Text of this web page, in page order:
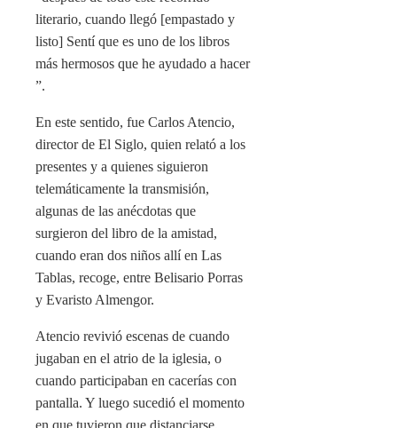
literario, cuando llegó [empastado y
listo] Sentí que es uno de los libros
más hermosos que he ayudado a hacer
”.
En este sentido, fue Carlos Atencio,
director de El Siglo, quien relató a los
presentes y a quienes siguieron
telemáticamente la transmisión,
algunas de las anécdotas que
surgieron del libro de la amistad,
cuando eran dos niños allí en Las
Tablas, recoge, entre Belisario Porras
y Evaristo Almengor.
Atencio revivió escenas de cuando
jugaban en el atrio de la iglesia, o
cuando participaban en cacerías con
pantalla. Y luego sucedió el momento
en que tuvieron que distanciarse,